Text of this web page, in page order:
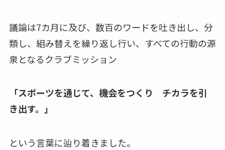
議論は7カ月に及び、数百のワードを吐き出し、分
類し、組み替えを繰り返し行い、すべての行動の源
泉となるクラブミッション
「スポーツを通じて、機会をつくり チカラを引
き出す。」
という言葉に辿り着きました。